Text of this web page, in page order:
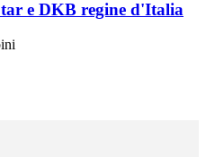
e DKB regine d'Italia